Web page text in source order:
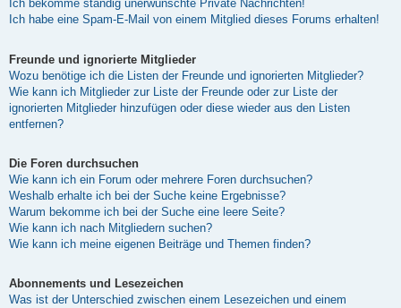
Ich bekomme ständig unerwünschte Private Nachrichten!
Ich habe eine Spam-E-Mail von einem Mitglied dieses Forums erhalten!
Freunde und ignorierte Mitglieder
Wozu benötige ich die Listen der Freunde und ignorierten Mitglieder?
Wie kann ich Mitglieder zur Liste der Freunde oder zur Liste der
ignorierten Mitglieder hinzufügen oder diese wieder aus den Listen
entfernen?
Die Foren durchsuchen
Wie kann ich ein Forum oder mehrere Foren durchsuchen?
Weshalb erhalte ich bei der Suche keine Ergebnisse?
Warum bekomme ich bei der Suche eine leere Seite?
Wie kann ich nach Mitgliedern suchen?
Wie kann ich meine eigenen Beiträge und Themen finden?
Abonnements und Lesezeichen
Was ist der Unterschied zwischen einem Lesezeichen und einem